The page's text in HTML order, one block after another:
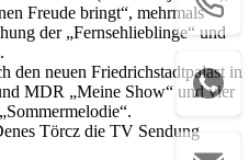
Freude bringt“, mehrmals
der „Fernsehlieblinge“ und
den neuen Friedrichstadtpalast in
MDR „Meine Show“ und vier
Törcz die TV Sendung